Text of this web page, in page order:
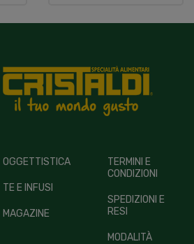
OGGETTISTICA
TE E INFUSI
MAGAZINE
TERMINI E
CONDIZIONI
SPEDIZIONI E
RESI
MODALITÀ